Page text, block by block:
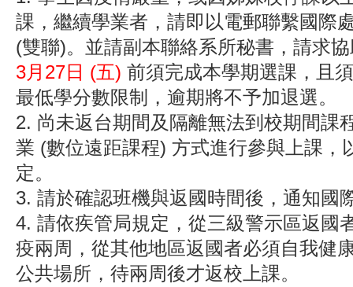
課，繼續學業者，請即以電郵聯繫國際
(雙聯)。並請副本聯絡系所秘書，請求
3月27日 (五) 前須完成本學期選課，且
最低學分數限制，逾期將不予加退選。
2. 尚未返台期間及隔離無法到校期間課
業 (數位遠距課程) 方式進行參與上課，
定。
3. 請於確認班機與返國時間後，通知國
4. 請依疾管局規定，從三級警示區返國
疫兩周，從其他地區返國者必須自我健
公共場所，待兩周後才返校上課。